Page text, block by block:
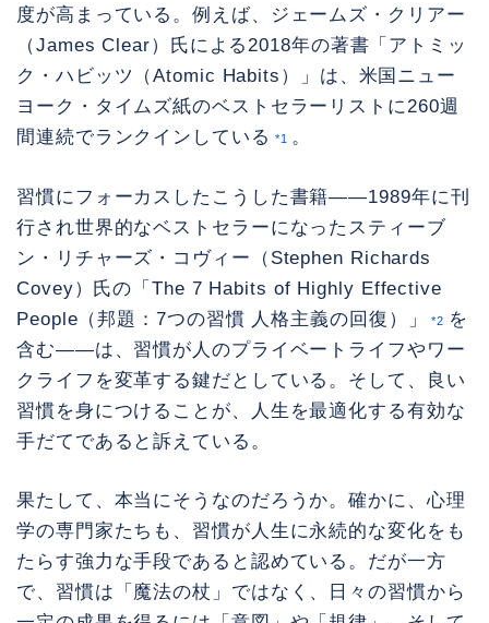
度が高まっている。例えば、ジェームズ・クリアー
（James Clear）氏による2018年の著書「アトミッ
ク・ハビッツ（Atomic Habits）」は、米国ニュー
ヨーク・タイムズ紙のベストセラーリストに260週
間連続でランクインしている *1 。
習慣にフォーカスしたこうした書籍——1989年に刊
行され世界的なベストセラーになったスティーブ
ン・リチャーズ・コヴィー（Stephen Richards
Covey）氏の「The 7 Habits of Highly Effective
People（邦題：7つの習慣 人格主義の回復）」
*2 を
含む——は、習慣が人のプライベートライフやワー
クライフを変革する鍵だとしている。そして、良い
習慣を身につけることが、人生を最適化する有効な
手だてであると訴えている。
果たして、本当にそうなのだろうか。確かに、心理
学の専門家たちも、習慣が人生に永続的な変化をも
たらす強力な手段であると認めている。だが一方
で、習慣は「魔法の杖」ではなく、日々の習慣から